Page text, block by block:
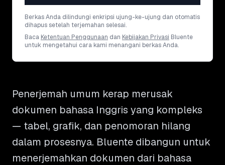
Berkas Anda dilindungi enkripsi ujung-ke-ujung dan otomatis
dihapus setelah terjemahan selesai.
Baca Ketentuan Penggunaan dan Kebijakan Privasi Bluente
untuk mengetahui cara kami menangani berkas Anda.
Penerjemah umum kerap merusak
dokumen bahasa Inggris yang kompleks
— tabel, grafik, dan penomoran hilang
dalam prosesnya. Bluente dibangun untuk
menerjemahkan dokumen dari bahasa